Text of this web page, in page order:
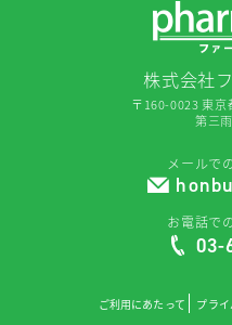
株式会社
〒160-0023 東
第三
メールで
お電話で
03-
ご利用にあたって プラ